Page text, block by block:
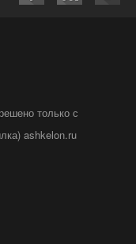
только с
ashkelon.ru